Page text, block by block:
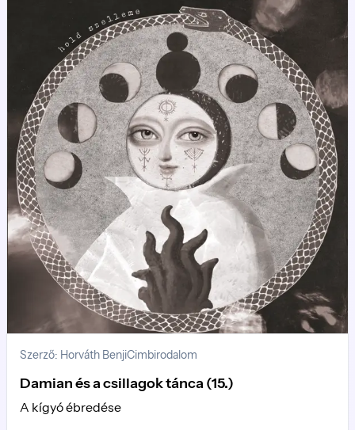
kesernyés, de otthonos illat, kérges bőrű kéz, melegen dobogó
szív és tüdő és puhaság, ahogy egy altatódalt dúdol valami időn
és téren túli hang olyan nyelven, amelyet nem ismer.
Szerző: Horváth BenjiCimbirodalom
Damian és a csillagok tánca (15.)
A kígyó ébredése